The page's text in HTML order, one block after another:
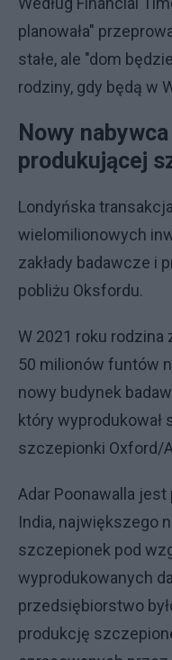
planowała"
stałe, ale "dom
rodziny, gdy będą w
Nowy
produkującej
Londyńska
wielomilionowych
zakłady badawcze i
pobliżu Oksfordu.
W 2021 roku
50 milionów funtów
nowy budynek
który wyprodukował
szczepionki Oxford/
Adar Poonawalla
India, największego
szczepionek pod
wyprodukowanych
przedsiębiorstwo
produkcję